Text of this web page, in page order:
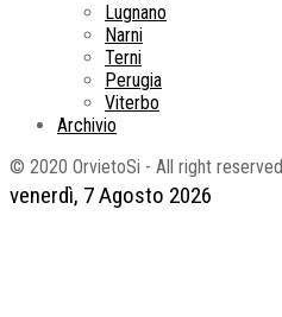
venerdì, 7 Agosto 2026
Lugnano
Narni
Terni
Perugia
Viterbo
Archivio
© 2020 OrvietoSi - All right reserved